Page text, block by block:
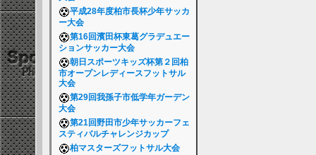
平成28年度柏市長杯少年サッカ
ー大会
第16回濱田杯東葛グラデュエー
ションサッカー大会
朝日スポーツキッズ杯第２回柏
市オープンレディースフットサル
大会
第29回我孫子市低学年ガーデン
大会
第21回野田市少年サッカーフェ
スティバルチャレンジカップ
柏マスターズフットサル大会